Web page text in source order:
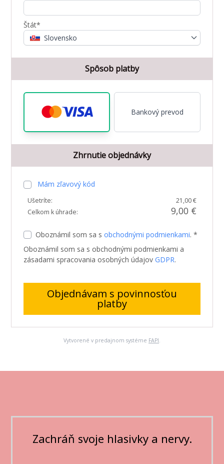
Štát*
Slovensko
Spôsob platby
Bankový prevod
Zhrnutie objednávky
Mám zľavový kód
Ušetríte:
21,00 €
Celkom k úhrade:
9,00 €
Oboznámil som sa sobchodnými podmienkami. *
Oboznámil som sa s obchodnými podmienkami a
zásadami spracovania osobných údajovGDPR.
Objednávam s povinnosťou
platby
Vytvorené v predajnom systéme FAPI
Zachráň svoje hlasivky a nervy.